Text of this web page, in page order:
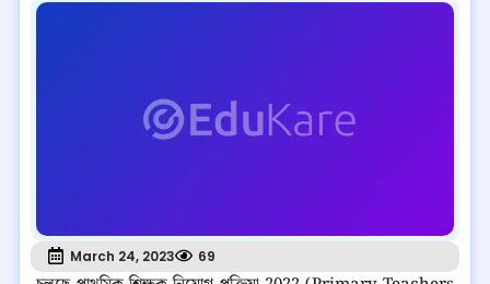
March 24, 2023 69